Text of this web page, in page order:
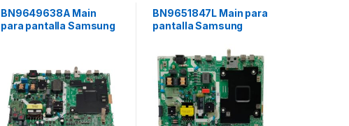
BN9649638A Main
para pantalla Samsung
BN9651847L Main para
pantalla Samsung